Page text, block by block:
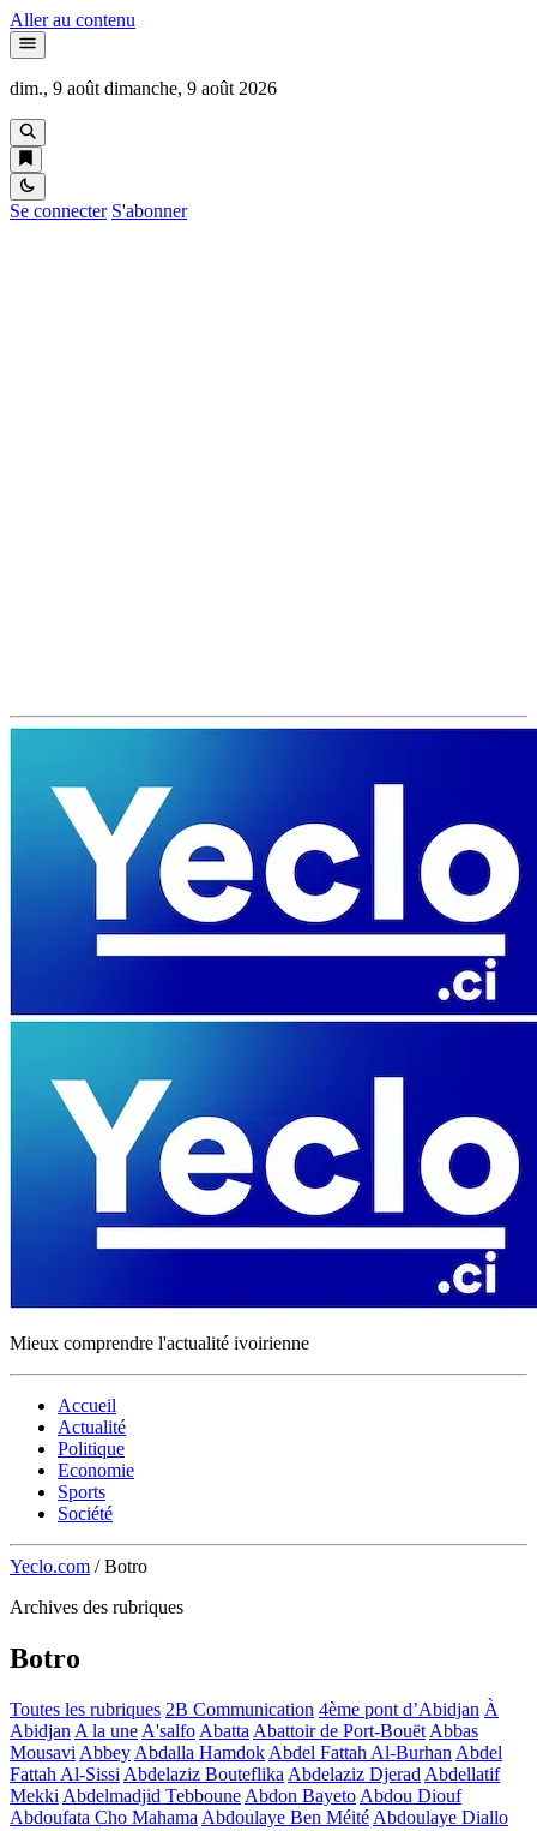
Aller au contenu
dim., 9 août dimanche, 9 août 2026
Se connecter S'abonner
Mieux comprendre l'actualité ivoirienne
Accueil
Actualité
Politique
Economie
Sports
Société
Yeclo.com / Botro
Archives des rubriques
Botro
Toutes les rubriques 2B Communication 4ème pont d’Abidjan À
Abidjan A la une A'salfo Abatta Abattoir de Port-Bouët Abbas
Mousavi Abbey Abdalla Hamdok Abdel Fattah Al-Burhan Abdel
Fattah Al-Sissi Abdelaziz Bouteflika Abdelaziz Djerad Abdellatif
Mekki Abdelmadjid Tebboune Abdon Bayeto Abdou Diouf
Abdoufata Cho Mahama Abdoulaye Ben Méité Abdoulaye Diallo